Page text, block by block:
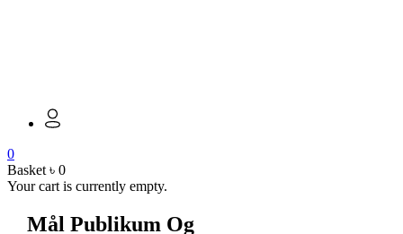
0
Basket ৳ 0
Your cart is currently empty.
Mål Publikum Og